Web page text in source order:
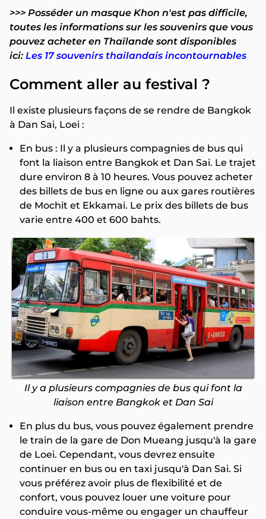
>>> Posséder un masque Khon n'est pas difficile,
toutes les informations sur les souvenirs que vous
pouvez acheter en Thaïlande sont disponibles
ici: Les 17 souvenirs thailandais incontournables
Comment aller au festival ?
Il existe plusieurs façons de se rendre de Bangkok
à Dan Sai, Loei :
En bus : Il y a plusieurs compagnies de bus qui
font la liaison entre Bangkok et Dan Sai. Le trajet
dure environ 8 à 10 heures. Vous pouvez acheter
des billets de bus en ligne ou aux gares routières
de Mochit et Ekkamai. Le prix des billets de bus
varie entre 400 et 600 bahts.
Il y a plusieurs compagnies de bus qui font la
liaison entre Bangkok et Dan Sai
En plus du bus, vous pouvez également prendre
le train de la gare de Don Mueang jusqu'à la gare
de Loei. Cependant, vous devrez ensuite
continuer en bus ou en taxi jusqu'à Dan Sai. Si
vous préférez avoir plus de flexibilité et de
confort, vous pouvez louer une voiture pour
conduire vous-même ou engager un chauffeur